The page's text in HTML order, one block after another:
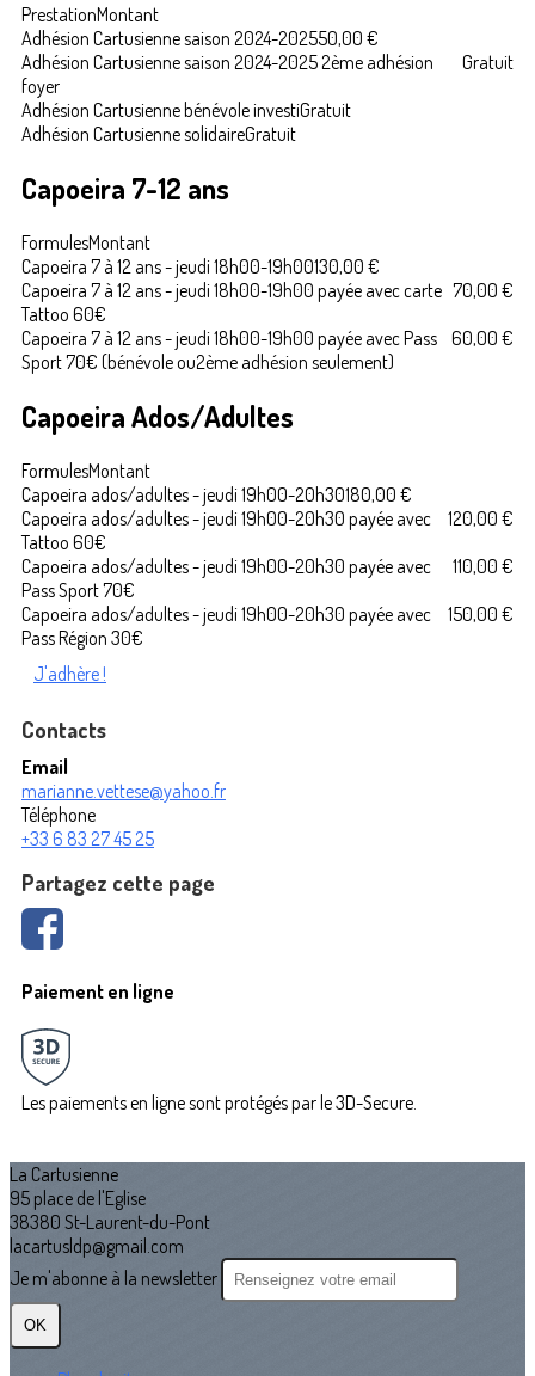
PrestationMontant
Adhésion Cartusienne saison 2024-202550,00 €
Adhésion Cartusienne saison 2024-2025 2ème adhésion
foyer
Gratuit
Adhésion Cartusienne bénévole investiGratuit
Adhésion Cartusienne solidaireGratuit
Capoeira 7-12 ans
FormulesMontant
Capoeira 7 à 12 ans - jeudi 18h00-19h00130,00 €
Capoeira 7 à 12 ans - jeudi 18h00-19h00 payée avec carte
Tattoo 60€
70,00 €
Capoeira 7 à 12 ans - jeudi 18h00-19h00 payée avec Pass
Sport 70€ (bénévole ou2ème adhésion seulement)
60,00 €
Capoeira Ados/Adultes
FormulesMontant
Capoeira ados/adultes - jeudi 19h00-20h30180,00 €
Capoeira ados/adultes - jeudi 19h00-20h30 payée avec
Tattoo 60€
120,00 €
Capoeira ados/adultes - jeudi 19h00-20h30 payée avec
Pass Sport 70€
110,00 €
Capoeira ados/adultes - jeudi 19h00-20h30 payée avec
Pass Région 30€
150,00 €
J'adhère !
Contacts
Email
marianne.vettese@yahoo.fr
Téléphone
+33 6 83 27 45 25
Partagez cette page
Paiement en ligne
Les paiements en ligne sont protégés par le 3D-Secure.
La Cartusienne
95 place de l'Eglise
38380 St-Laurent-du-Pont
lacartusldp@gmail.com
Je m'abonne à la newsletter
OK